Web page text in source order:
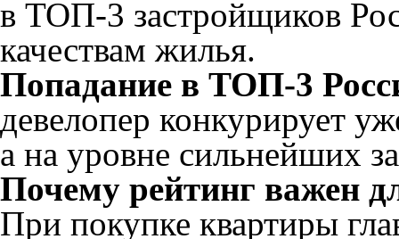
в ТОП-3 застройщиков
качествам жилья.
Попадание в ТОП-3
девелопер конкурирует
а на уровне сильнейших
Почему рейтинг важен
При покупке квартиры